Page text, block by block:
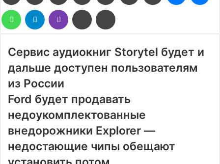
WhatsAppTelegram Viber
Поделиться
через
электронную
Сервис аудиокниг Storytel будет и
дальше доступен пользователям
из России
Ford будет продавать
недоукомплектованные
внедорожники Explorer —
недостающие чипы обещают